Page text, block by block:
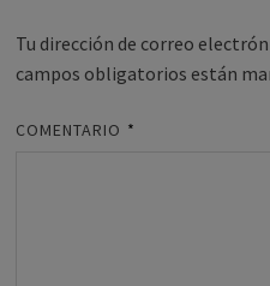
Tu dirección de correo
campos obligatorios están
COMENTARIO *